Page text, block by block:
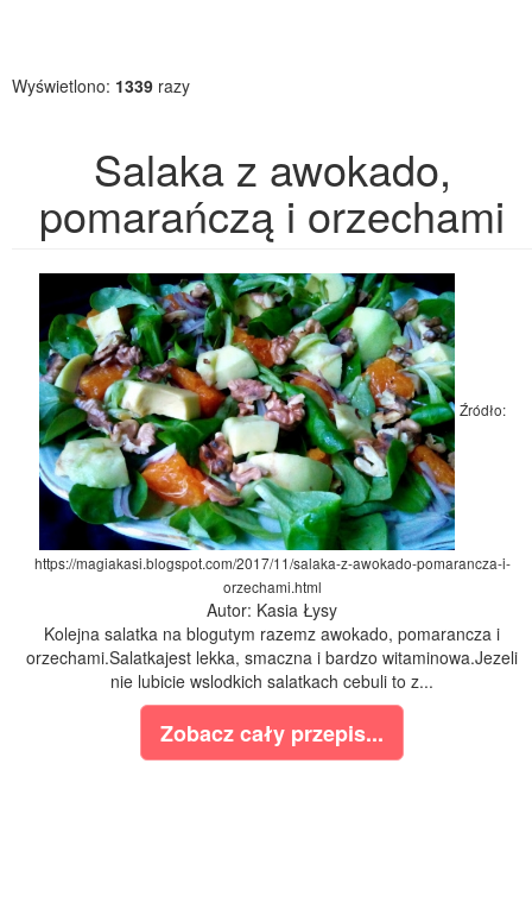
Wyświetlono: 1339 razy
Salaka z awokado,
pomarańczą i orzechami
Źródło:
https://magiakasi.blogspot.com/2017/11/salaka-z-awokado-pomarancza-i-
orzechami.html
Autor: Kasia Łysy
Kolejna salatka na blogutym razemz awokado, pomarancza i
orzechami.Salatkajest lekka, smaczna i bardzo witaminowa.Jezeli
nie lubicie wslodkich salatkach cebuli to z...
Zobacz cały przepis...